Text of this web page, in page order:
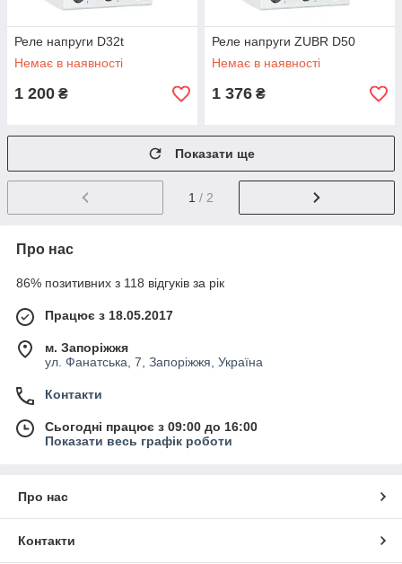
Реле напруги D32t
Немає в наявності
1 200 ₴
Реле напруги ZUBR D50
Немає в наявності
1 376 ₴
Показати ще
1 / 2
Про нас
86% позитивних з 118 відгуків за рік
Працює з 18.05.2017
м. Запоріжжя
ул. Фанатська, 7, Запоріжжя, Україна
Контакти
Сьогодні працює з 09:00 до 16:00
Показати весь графік роботи
Про нас
Контакти